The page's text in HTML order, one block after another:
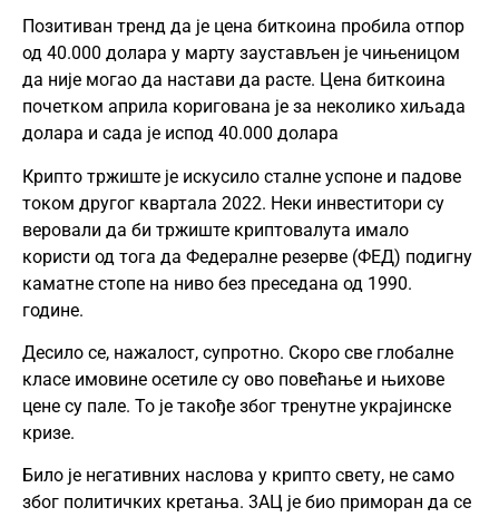
Позитиван тренд да је цена биткоина пробила отпор
од 40.000 долара у марту заустављен је чињеницом
да није могао да настави да расте. Цена биткоина
почетком априла коригована је за неколико хиљада
долара и сада је испод 40.000 долара
Крипто тржиште је искусило сталне успоне и падове
током другог квартала 2022. Неки инвеститори су
веровали да би тржиште криптовалута имало
користи од тога да Федералне резерве (ФЕД) подигну
каматне стопе на ниво без преседана од 1990.
године.
Десило се, нажалост, супротно. Скоро све глобалне
класе имовине осетиле су ово повећање и њихове
цене су пале. То је такође због тренутне украјинске
кризе.
Било је негативних наслова у крипто свету, не само
због политичких кретања. 3АЦ је био приморан да се